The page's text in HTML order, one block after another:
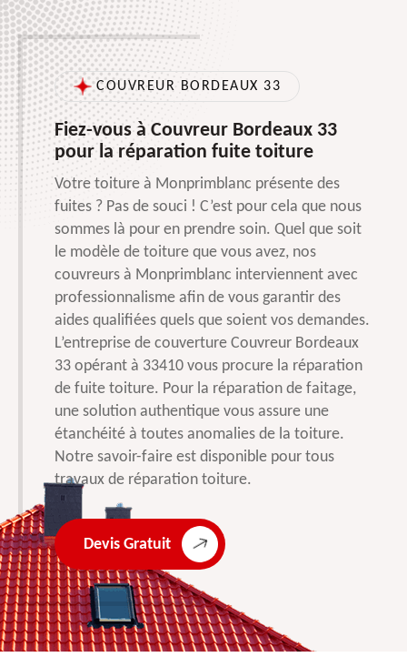
COUVREUR BORDEAUX 33
Fiez-vous à Couvreur Bordeaux 33
pour la réparation fuite toiture
Votre toiture à Monprimblanc présente des
fuites ? Pas de souci ! C’est pour cela que nous
sommes là pour en prendre soin. Quel que soit
le modèle de toiture que vous avez, nos
couvreurs à Monprimblanc interviennent avec
professionnalisme afin de vous garantir des
aides qualifiées quels que soient vos demandes.
L’entreprise de couverture Couvreur Bordeaux
33 opérant à 33410 vous procure la réparation
de fuite toiture. Pour la réparation de faitage,
une solution authentique vous assure une
étanchéité à toutes anomalies de la toiture.
Notre savoir-faire est disponible pour tous
travaux de réparation toiture.
Devis Gratuit